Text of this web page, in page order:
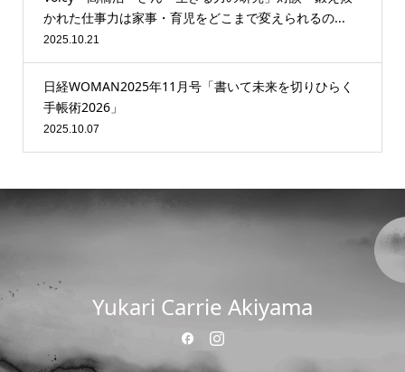
かれた仕事力は家事・育児をどこまで変えられるの...
2025.10.21
日経WOMAN2025年11月号「書いて未来を切りひらく
手帳術2026」
2025.10.07
Yukari Carrie Akiyama